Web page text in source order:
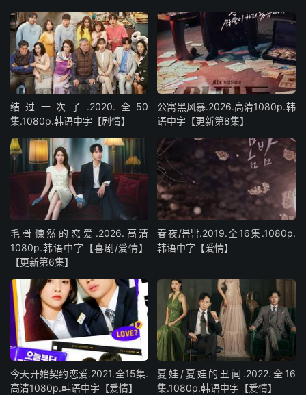
结过一次了.2020.全50
集.1080p.韩语中字【剧情】
公寓黑风暴.2026.高清1080p.韩
语中字【更新第8集】
毛骨悚然的恋爱.2026.高清
1080p.韩语中字【喜剧/爱情】
【更新第6集】
春夜/봄밤‎.2019.全16集.1080p.
韩语中字【爱情】
今天开始契约恋爱.2021.全15集.
高清1080p.韩语中字【爱情】
夏娃/夏娃的丑闻.2022.全16
集.1080p.韩语中字【爱情】